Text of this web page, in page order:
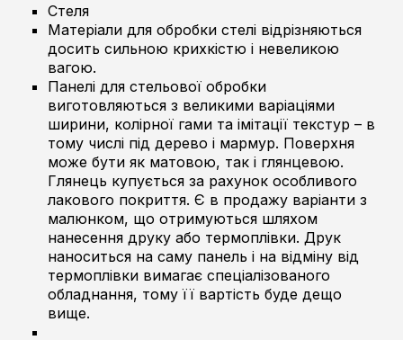
Стеля
Матеріали для обробки стелі відрізняються
досить сильною крихкістю і невеликою
вагою.
Панелі для стельової обробки
виготовляються з великими варіаціями
ширини, колірної гами та імітації текстур – в
тому числі під дерево і мармур. Поверхня
може бути як матовою, так і глянцевою.
Глянець купується за рахунок особливого
лакового покриття. Є в продажу варіанти з
малюнком, що отримуються шляхом
нанесення друку або термоплівки. Друк
наноситься на саму панель і на відміну від
термоплівки вимагає спеціалізованого
обладнання, тому її вартість буде дещо
вище.